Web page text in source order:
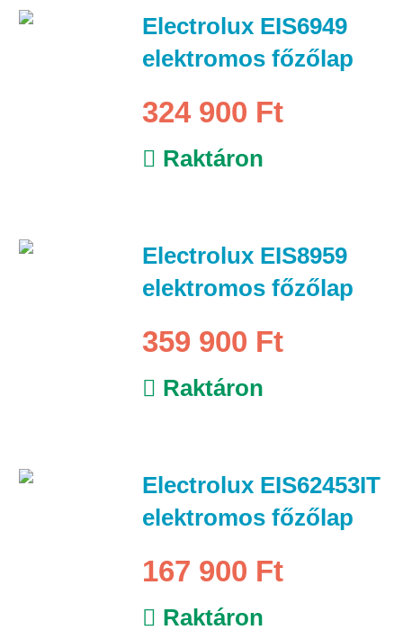
Electrolux EIS6949
elektromos főzőlap
324 900 Ft
Raktáron
Electrolux EIS8959
elektromos főzőlap
359 900 Ft
Raktáron
Electrolux EIS62453IT
elektromos főzőlap
167 900 Ft
Raktáron